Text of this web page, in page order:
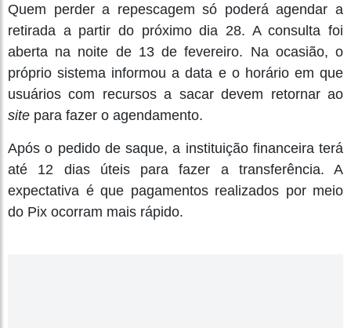
Quem perder a repescagem só poderá agendar a
retirada a partir do próximo dia 28. A consulta foi
aberta na noite de 13 de fevereiro. Na ocasião, o
próprio sistema informou a data e o horário em que
usuários com recursos a sacar devem retornar ao
site para fazer o agendamento.
Após o pedido de saque, a instituição financeira terá
até 12 dias úteis para fazer a transferência. A
expectativa é que pagamentos realizados por meio
do Pix ocorram mais rápido.